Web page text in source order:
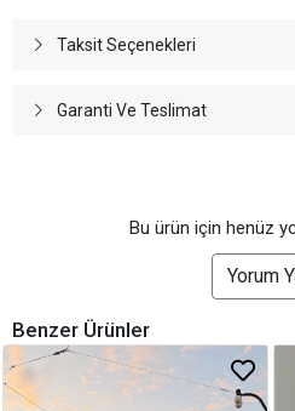
Taksit Seçenekleri
Garanti Ve Teslimat
Bu ürün için henüz
Yorum
Benzer Ürünler